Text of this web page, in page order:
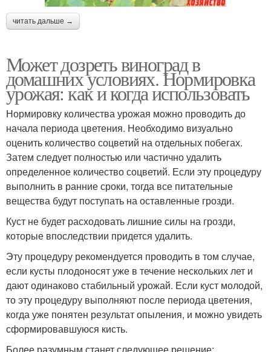
читать дальше →
Может дозреть виноград в
домашних условиях. Нормировка
урожая: как и когда использовать
Нормировку количества урожая можно проводить до
начала периода цветения. Необходимо визуально
оценить количество соцветий на отдельных побегах.
Затем следует полностью или частично удалить
определенное количество соцветий. Если эту процедуру
выполнить в ранние сроки, тогда все питательные
вещества будут поступать на оставленные грозди.
Куст не будет расходовать лишние силы на грозди,
которые впоследствии придется удалить.
Эту процедуру рекомендуется проводить в том случае,
если кусты плодоносят уже в течение нескольких лет и
дают одинаково стабильный урожай. Если куст молодой,
то эту процедуру выполняют после периода цветения,
когда уже понятен результат опыления, и можно увидеть
сформировавшуюся кисть.
Более разумным станет следующее решение: